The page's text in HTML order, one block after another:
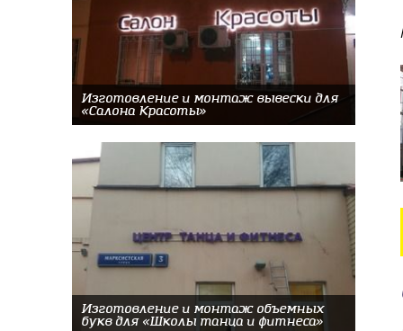
Изготовление и монтаж вывески для
«Салона Красоты»
Изготовление и монтаж объемных
букв для «Школы танца и фитнеса»